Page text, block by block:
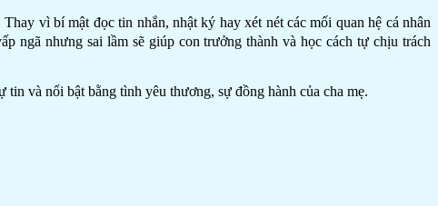
vì bí mật đọc tin nhắn, nhật ký hay xét nét các mối quan hệ cá nhân
ngã nhưng sai lầm sẽ giúp con trưởng thành và học cách tự chịu trách
và nổi bật bằng tình yêu thương, sự đồng hành của cha mẹ.